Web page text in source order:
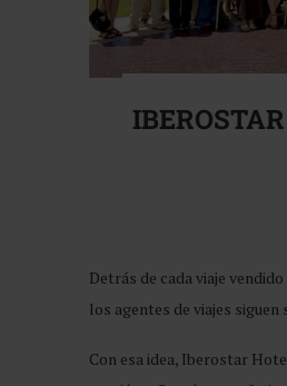
Detrás de cada viaje
los agentes de viajes
Con esa idea, Iberostar